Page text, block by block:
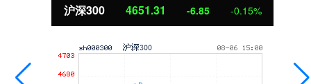
沪深300 4651.31 -6.85 -0.15%